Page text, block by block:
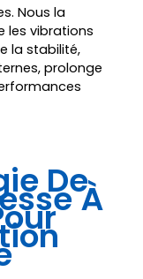
Nous la
les vibrations
la stabilité,
prolonge
DeÀ